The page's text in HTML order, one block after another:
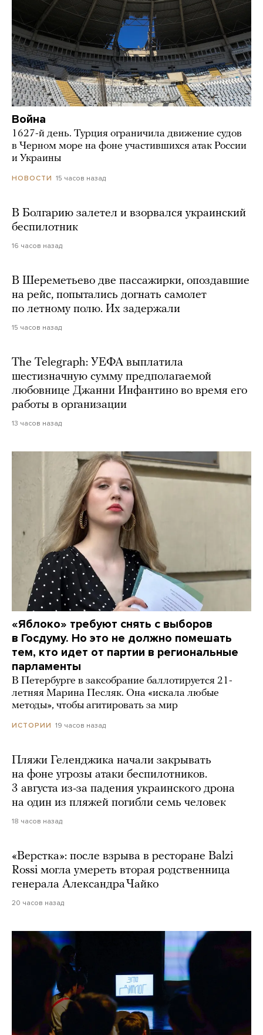
Война
1627-й день. Турция ограничила движение судов
в Черном море на фоне участившихся атак России
и Украины
НОВОСТИ 15 часов назад
В Болгарию залетел и взорвался украинский
беспилотник
16 часов назад
В Шереметьево две пассажирки, опоздавшие
на рейс, попытались догнать самолет
по летному полю. Их задержали
15 часов назад
The Telegraph: УЕФА выплатила
шестизначную сумму предполагаемой
любовнице Джанни Инфантино во время его
работы в организации
13 часов назад
«Яблоко» требуют снять с выборов
в Госдуму. Но это не должно помешать
тем, кто идет от партии в региональные
парламенты
В Петербурге в заксобрание баллотируется 21-
летняя Марина Песляк. Она «искала любые
методы», чтобы агитировать за мир
ИСТОРИИ 19 часов назад
Пляжи Геленджика начали закрывать
на фоне угрозы атаки беспилотников.
3 августа из-за падения украинского дрона
на один из пляжей погибли семь человек
18 часов назад
«Верстка»: после взрыва в ресторане Balzi
Rossi могла умереть вторая родственница
генерала Александра Чайко
20 часов назад